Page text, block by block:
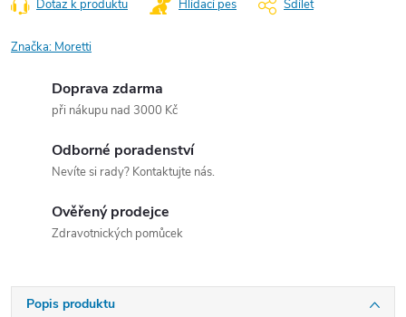
Dotaz k produktu Hlídací pes Sdílet
Značka: Moretti
Doprava zdarma
při nákupu nad 3000 Kč
Odborné poradenství
Nevíte si rady? Kontaktujte nás.
Ověřený prodejce
Zdravotnických pomůcek
Popis produktu